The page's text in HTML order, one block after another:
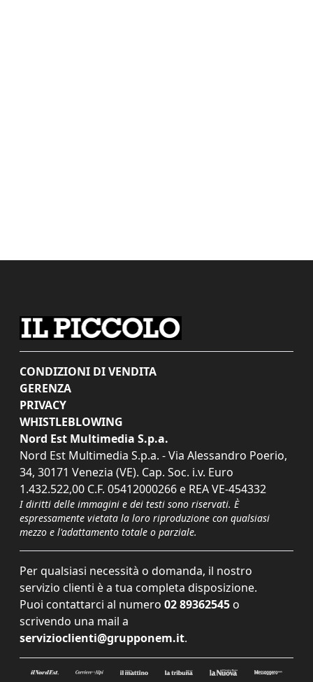
CONDIZIONI DI VENDITA
GERENZA
PRIVACY
WHISTLEBLOWING
Nord Est Multimedia S.p.a.
Nord Est Multimedia S.p.a. - Via Alessandro Poerio,
34, 30171 Venezia (VE). Cap. Soc. i.v. Euro
1.432.522,00 C.F. 05412000266 e REA VE-454332
I diritti delle immagini e dei testi sono riservati. È
espressamente vietata la loro riproduzione con qualsiasi
mezzo e l'adattamento totale o parziale.
Per qualsiasi necessità o domanda, il nostro
servizio clienti è a tua completa disposizione.
Puoi contattarci al numero 02 89362545 o
scrivendo una mail a
servizioclienti@grupponem.it.